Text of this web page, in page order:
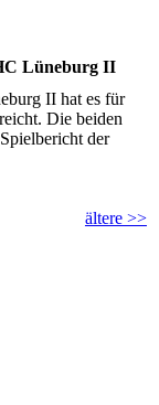
Lüneburg II
II hat es für
Die beiden
der
ältere >>